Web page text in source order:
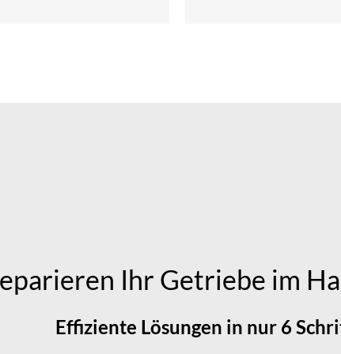
Ihr Getriebe im
Effiziente Lösungen in nur 6